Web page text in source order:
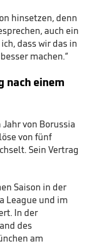
hinsetzen, denn
auch ein
dass wir das in
machen.“
nach einem
von Borussia
von fünf
Sein Vertrag
Saison in der
League und im
In der
des
am